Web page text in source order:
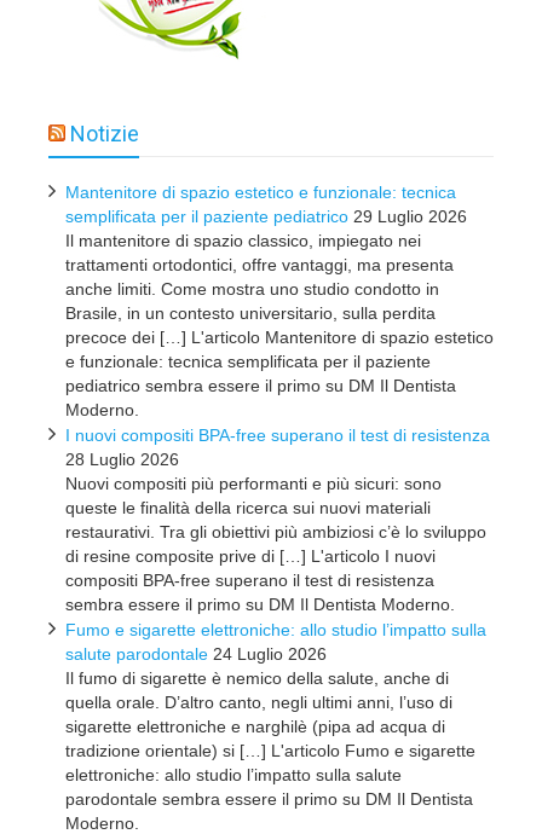
Notizie
Mantenitore di spazio estetico e funzionale: tecnica
semplificata per il paziente pediatrico 29 Luglio 2026
Il mantenitore di spazio classico, impiegato nei
trattamenti ortodontici, offre vantaggi, ma presenta
anche limiti. Come mostra uno studio condotto in
Brasile, in un contesto universitario, sulla perdita
precoce dei […] L'articolo Mantenitore di spazio estetico
e funzionale: tecnica semplificata per il paziente
pediatrico sembra essere il primo su DM Il Dentista
Moderno.
I nuovi compositi BPA-free superano il test di resistenza
28 Luglio 2026
Nuovi compositi più performanti e più sicuri: sono
queste le finalità della ricerca sui nuovi materiali
restaurativi. Tra gli obiettivi più ambiziosi c’è lo sviluppo
di resine composite prive di […] L'articolo I nuovi
compositi BPA-free superano il test di resistenza
sembra essere il primo su DM Il Dentista Moderno.
Fumo e sigarette elettroniche: allo studio l’impatto sulla
salute parodontale 24 Luglio 2026
Il fumo di sigarette è nemico della salute, anche di
quella orale. D’altro canto, negli ultimi anni, l’uso di
sigarette elettroniche e narghilè (pipa ad acqua di
tradizione orientale) si […] L'articolo Fumo e sigarette
elettroniche: allo studio l’impatto sulla salute
parodontale sembra essere il primo su DM Il Dentista
Moderno.